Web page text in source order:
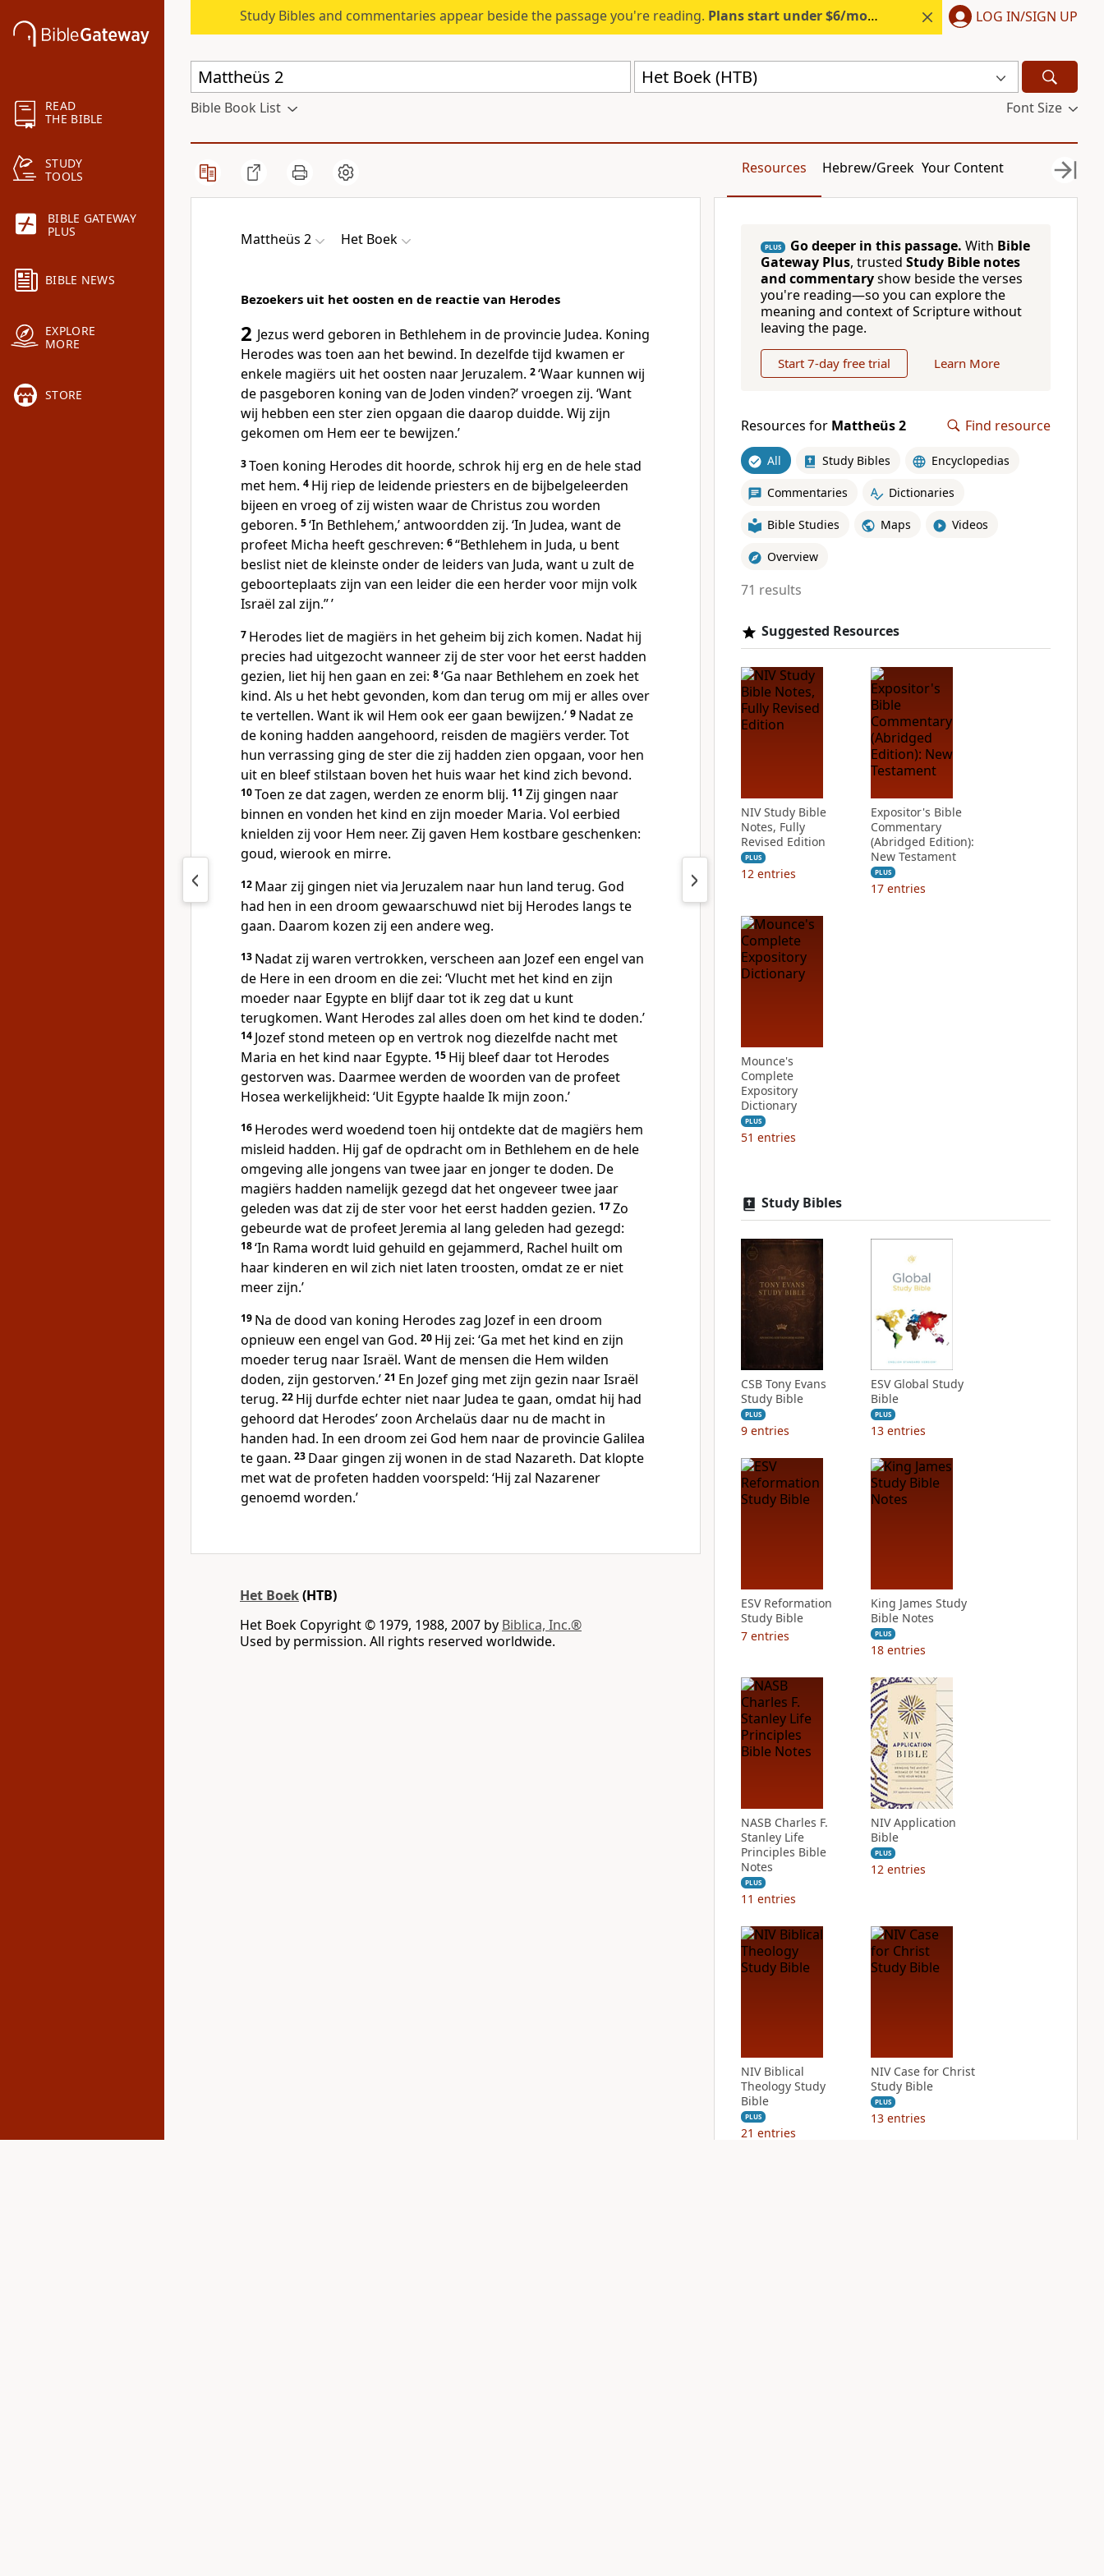
READ
THE BIBLE
STUDY
TOOLS
BIBLE GATEWAY
PLUS
BIBLE NEWS
EXPLORE
MORE
STORE
Study Bibles and commentaries appear beside the passage you're reading. Plans start under $6/month. Start free. LOG IN/SIGN UP
Het Boek (HTB)
Bible Book List Font Size
Resources Hebrew/Greek Your Content
Mattheüs 2 Het Boek
Bezoekers uit het oosten en de reactie van Herodes
2 Jezus werd geboren in Bethlehem in de provincie Judea. Koning
Herodes was toen aan het bewind. In dezelfde tijd kwamen er
enkele magiërs uit het oosten naar Jeruzalem. 2‘Waar kunnen wij
de pasgeboren koning van de Joden vinden?’ vroegen zij. ‘Want
wij hebben een ster zien opgaan die daarop duidde. Wij zijn
gekomen om Hem eer te bewijzen.’
3Toen koning Herodes dit hoorde, schrok hij erg en de hele stad
met hem. 4 Hij riep de leidende priesters en de bijbelgeleerden
bijeen en vroeg of zij wisten waar de Christus zou worden
geboren. 5‘In Bethlehem,’ antwoordden zij. ‘In Judea, want de
profeet Micha heeft geschreven: 6“Bethlehem in Juda, u bent
beslist niet de kleinste onder de leiders van Juda, want u zult de
geboorteplaats zijn van een leider die een herder voor mijn volk
Israël zal zijn.” ’
7 Herodes liet de magiërs in het geheim bij zich komen. Nadat hij
precies had uitgezocht wanneer zij de ster voor het eerst hadden
gezien, liet hij hen gaan en zei: 8‘Ga naar Bethlehem en zoek het
kind. Als u het hebt gevonden, kom dan terug om mij er alles over
te vertellen. Want ik wil Hem ook eer gaan bewijzen.’ 9 Nadat ze
de koning hadden aangehoord, reisden de magiërs verder. Tot
hun verrassing ging de ster die zij hadden zien opgaan, voor hen
uit en bleef stilstaan boven het huis waar het kind zich bevond.
10Toen ze dat zagen, werden ze enorm blij. 11 Zij gingen naar
binnen en vonden het kind en zijn moeder Maria. Vol eerbied
knielden zij voor Hem neer. Zij gaven Hem kostbare geschenken:
goud, wierook en mirre.
12 Maar zij gingen niet via Jeruzalem naar hun land terug. God
had hen in een droom gewaarschuwd niet bij Herodes langs te
gaan. Daarom kozen zij een andere weg.
13 Nadat zij waren vertrokken, verscheen aan Jozef een engel van
de Here in een droom en die zei: ‘Vlucht met het kind en zijn
moeder naar Egypte en blijf daar tot ik zeg dat u kunt
terugkomen. Want Herodes zal alles doen om het kind te doden.’
14 Jozef stond meteen op en vertrok nog diezelfde nacht met
Maria en het kind naar Egypte. 15 Hij bleef daar tot Herodes
gestorven was. Daarmee werden de woorden van de profeet
Hosea werkelijkheid: ‘Uit Egypte haalde Ik mijn zoon.’
16 Herodes werd woedend toen hij ontdekte dat de magiërs hem
misleid hadden. Hij gaf de opdracht om in Bethlehem en de hele
omgeving alle jongens van twee jaar en jonger te doden. De
magiërs hadden namelijk gezegd dat het ongeveer twee jaar
geleden was dat zij de ster voor het eerst hadden gezien. 17Zo
gebeurde wat de profeet Jeremia al lang geleden had gezegd:
18‘In Rama wordt luid gehuild en gejammerd, Rachel huilt om
haar kinderen en wil zich niet laten troosten, omdat ze er niet
meer zijn.’
19 Na de dood van koning Herodes zag Jozef in een droom
opnieuw een engel van God. 20 Hij zei: ‘Ga met het kind en zijn
moeder terug naar Israël. Want de mensen die Hem wilden
doden, zijn gestorven.’ 21 En Jozef ging met zijn gezin naar Israël
terug. 22 Hij durfde echter niet naar Judea te gaan, omdat hij had
gehoord dat Herodesʼ zoon Archelaüs daar nu de macht in
handen had. In een droom zei God hem naar de provincie Galilea
te gaan. 23 Daar gingen zij wonen in de stad Nazareth. Dat klopte
met wat de profeten hadden voorspeld: ‘Hij zal Nazarener
genoemd worden.’
Het Boek(HTB)
Het Boek Copyright © 1979, 1988, 2007 by Biblica, Inc.®
Used by permission. All rights reserved worldwide.
PLUS Go deeper in this passage. With Bible
Gateway Plus, trusted Study Bible notes
and commentaryshow beside the verses
you're reading—so you can explore the
meaning and context of Scripture without
leaving the page.
Start 7-day free trial Learn More
Resources for Mattheüs 2 Find resource
All Study Bibles Encyclopedias
Commentaries Dictionaries
Bible Studies Maps Videos
Overview
71 results
Suggested Resources
NIV Study Bible
Notes, Fully
Revised Edition
PLUS
12 entries
Expositor's Bible
Commentary
(Abridged Edition):
New Testament
PLUS
17 entries
Mounce's
Complete
Expository
Dictionary
PLUS
51 entries
Study Bibles
CSB Tony Evans
Study Bible
PLUS
9 entries
ESV Global Study
Bible
PLUS
13 entries
ESV Reformation
Study Bible
7 entries
King James Study
Bible Notes
PLUS
18 entries
NASB Charles F.
Stanley Life
Principles Bible
Notes
PLUS
11 entries
NIV Application
Bible
PLUS
12 entries
NIV Biblical
Theology Study
Bible
PLUS
21 entries
NIV Case for Christ
Study Bible
PLUS
13 entries